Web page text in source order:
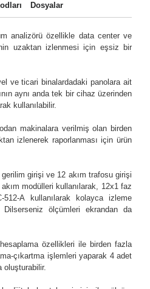
Dosyalar
analizörü özellikle data center ve
uzaktan izlenmesi için eşsiz bir
ve ticari binalardadaki panolara ait
aynı anda tek bir cihaz üzerinden
kullanılabilir.
makinalara verilmiş olan birden
izlenerek raporlanması için ürün
girişi ve 12 akım trafosu girişi
modülleri kullanılarak, 12x1 faz
A kullanılarak kolayca izleme
ölçümleri ekrandan da
özellikleri ile birden fazla
çıkartma işlemleri yaparak 4 adet
oluşturabilir.